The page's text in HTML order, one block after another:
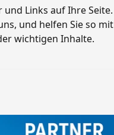
und Links auf Ihre Seite.
und helfen Sie so mit
wichtigen Inhalte.